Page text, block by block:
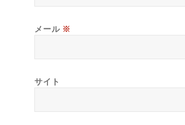
メール ※
サイト